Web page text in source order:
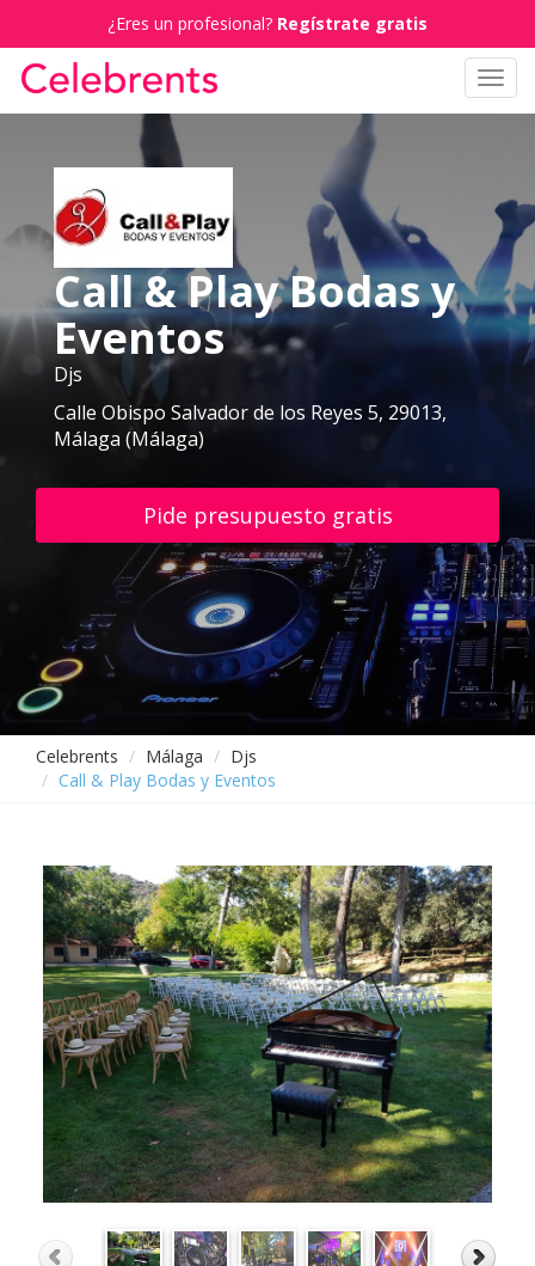
¿Eres un profesional? Regístrate gratis
Call & Play Bodas y
Eventos
Djs
Calle Obispo Salvador de los Reyes 5, 29013,
Málaga (Málaga)
Pide presupuesto gratis
Celebrents Málaga
Djs
Call & Play Bodas y Eventos